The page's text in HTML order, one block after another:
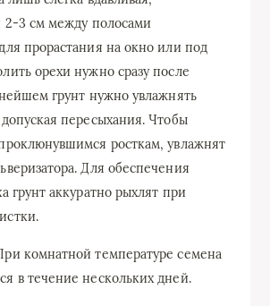
2-3 см между полосами
прорастания на окно или под
орехи нужно сразу после
грунт нужно увлажнять
пересыхания. Чтобы
росткам, увлажнят
Для обеспечения
грунт аккуратно рыхлят при
комнатной температуре семена
в течение нескольких дней.